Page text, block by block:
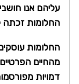
עליהם אנו
החלומות זכתה
החלומות
מהחיים
דמויות